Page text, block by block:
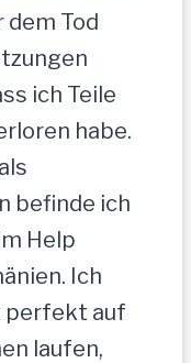
dem Tod
ich Teile
habe.
befinde ich
Help
Ich
perfekt auf
laufen,